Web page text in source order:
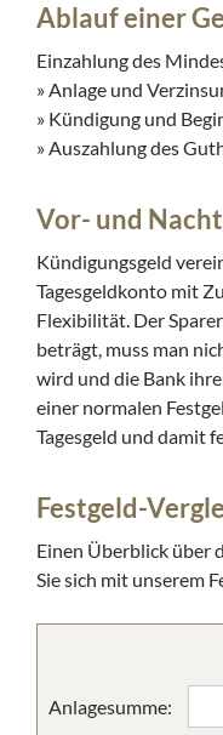
Ablauf einer
Einzahlung des
» Anlage und
» Kündigung und
» Auszahlung des
Vor- und
Kündigungsgeld
Tagesgeldkonto mit
Flexibilität. Der
beträgt, muss man
wird und die Bank
einer normalen
Tagesgeld und damit
Festgeld-
Einen Überblick über
Sie sich mit unserem
Anlagesumme: